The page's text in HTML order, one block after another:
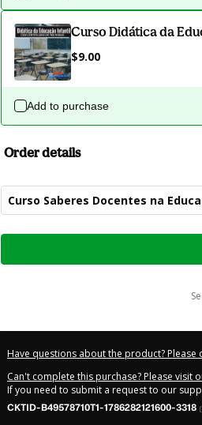
Curso Didática da
$9.00
Add to purchase
Order details
Curso Saberes Docentes na
Total
Have questions about the product? Please
Can't complete this purchase? Please visit
If you need to submit a request to our
CKTID-B49578710T1-1786282121600-3318